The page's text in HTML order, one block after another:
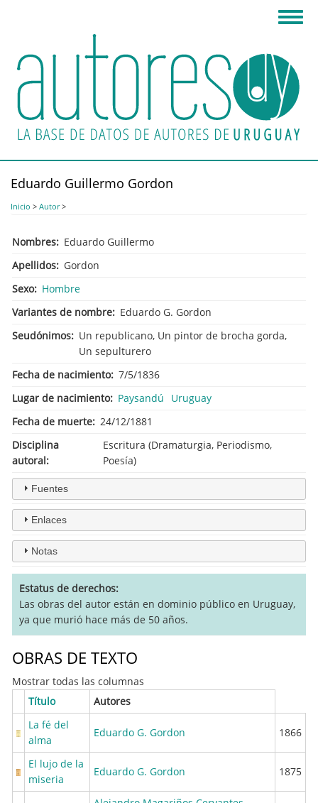
principal
Eduardo Guillermo Gordon
Inicio > Autor>
Nombres
Eduardo Guillermo
Apellidos
Gordon
Sexo
Hombre
Variantes de nombre
Eduardo G. Gordon
Seudónimos
Un republicano, Un pintor de brocha gorda,
Un sepulturero
Fecha de nacimiento 7/5/1836
Lugar de nacimiento
Paysandú
Uruguay
Fecha de muerte
24/12/1881
Disciplina
autoral
Escritura (Dramaturgia, Periodismo,
Poesía)
Fuentes
Enlaces
Notas
Estatus de derechos
Las obras del autor están en dominio público en Uruguay,
ya que murió hace más de 50 años.
OBRAS DE TEXTO
Mostrar todas las columnas
Título
Autores
La fé del
alma
Eduardo G. Gordon 1866
El lujo de la
miseria
Eduardo G. Gordon 1875